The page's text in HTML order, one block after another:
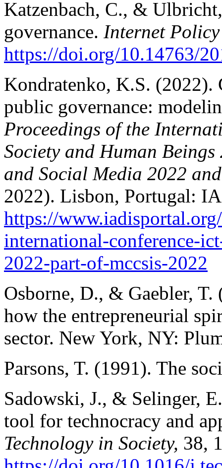
Katzenbach, C., &
governance. Internet Policy
https://doi.org/10.14763/
Kondratenko, K.S.
public governance:
Proceedings of the
Society and Human
and Social Media 2022
2022). Lisbon, Portugal:
https://
international-conference-
2022-part-of-mccsis-2022
Osborne, D., & Gaebler,
how the entrepreneurial
sector. New York, NY:
Parsons, T. (1991). The
Sadowski, J., & Selinger,
tool for technocracy and
Technology in Society, 38,